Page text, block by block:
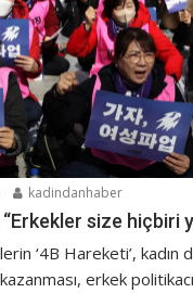
kadindanhaber
size hiçbiri
‘4B Hareketi’, kadın
erkek